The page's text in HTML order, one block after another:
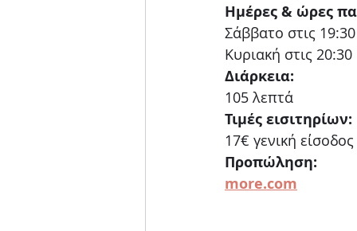
Ημέρες & ώρες
Σάββατο στις 19:30
Κυριακή στις 20:30
Διάρκεια:
105 λεπτά
Τιμές εισιτηρίων:
17€ γενική είσοδος
Προπώληση:
more.com